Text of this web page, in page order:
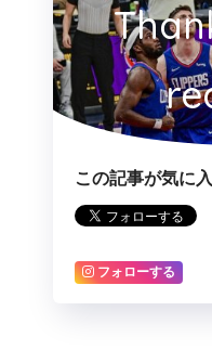
この記事が気に
フォローする